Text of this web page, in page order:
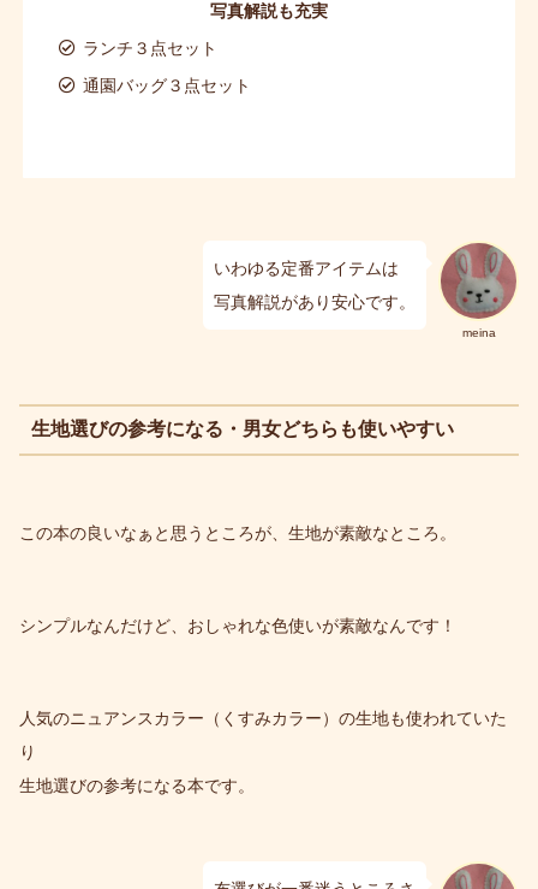
写真解説も充実
ランチ３点セット
通園バッグ３点セット
meina
いわゆる定番アイテムは
写真解説があり安心です。
生地選びの参考になる・男女どちらも使いやすい
この本の良いなぁと思うところが、生地が素敵なところ。
シンプルなんだけど、おしゃれな色使いが素敵なんです！
人気のニュアンスカラー（くすみカラー）の生地も使われていた
り
生地選びの参考になる本です。